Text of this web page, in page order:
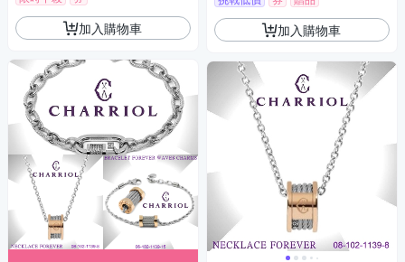
加入購物車 加入購物車